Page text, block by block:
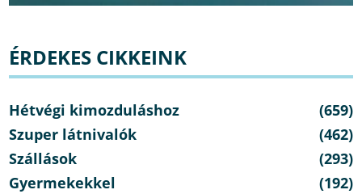
ÉRDEKES CIKKEINK
Hétvégi kimozduláshoz
(659)
Szuper látnivalók
(462)
Szállások
(293)
Gyermekekkel
(192)